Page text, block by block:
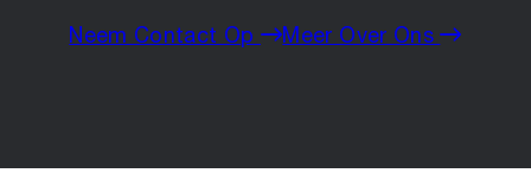
Neem Contact Op Meer Over Ons